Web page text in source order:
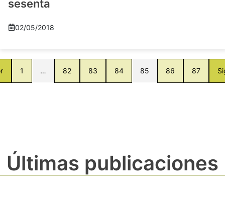
sesenta
02/05/2018
1 … 82 83 84 85 86 87
Últimas publicaciones